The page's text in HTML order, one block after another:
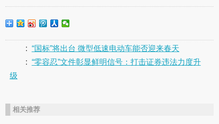
: “国标”将出台 微型低速电动车能否迎来春天
: “零容忍”文件彰显鲜明信号：打击证券违法力度升
级
相关推荐